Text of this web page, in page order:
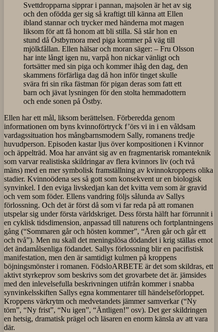
Svettdropparna sipprar i pannan, majsolen är het av sig
och den ofödda ger sig så kraftigt till känna att Ellen
ibland stannar och trycker med händerna mot magen
liksom för att få honom att bli stilla. Så står hon en
stund då Östbymora med piga kommer på väg till
mjölkfållan. Ellen hälsar och moran säger: – Fru Olsson
har inte långt igen nu, varpå hon nickar vänligt och
fortsätter med sin piga och kommer ihåg den dag, den
skammens förfärliga dag då hon inför tinget skulle
svära fri sin rika fästman för pigan deras som fatt ett
barn och jävat lysningen för den stolta hemmadottern
och ende sonen på Östby.
Ellen har ett mål, liksom berättelsen. Förberedda genom
informationen om byns kvinnoförtryck f’örs vi in i en våldsam
vardagssituation hos mångbarnsmodern Sally, romanens tredje
huvudperson. Episoden kastar ljus över kompositionen i Kvinnor
och äppelträd. Moa har använt sig av en fragmentarisk romanteknik
som varvar realistiska skildringar av flera kvinnors liv (och två
mäns) med en mer symbolisk framställning av kvinnokroppens olika
stadier. Kvinnoödena ses så gott som konsekvent ur en biologisk
synvinkel. I den eviga livskedjan kan det kvitta vem som är gravid
och vem som föder. Ellens vandring följs sålunda av Sallys
förlossning. Och det är först då som vi far reda på att romanen
utspelar sig under första världskriget. Dess första hälft har förrunnit i
en cyklisk tidsdimension, anpassad till naturens och fortplantningens
gång (“Sommaren går och hösten kommer”, “Åren går och går ett
och två”). Men nu skall det meningslösa dödandet i krig ställas emot
det ändamålsenliga födandet. Sallys förlossning blir en pacifistisk
manifestation, men den är samtidigt kulmen på kroppens
böjningsmönster i romanen. FödsloARBETE är det som skildras, ett
aktivt styrkeprov som beskrivs som det grovarbete det är. jämsides
med den inlevelsefulla beskrivningen utifrån kommer i snabba
synvinkelsskiften Sallys egna kommentarer till händelseförloppet.
Kroppens värkrytm och medvetandets jämmer samverkar (“Ny
törn”, “Ny frist”, “Nu igen”, “Äntligen!” osv). Det ger skildringen
en hetsig, dramatisk prägel och läsaren en enorm känsla av att vara
där.